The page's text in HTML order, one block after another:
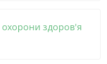
охорони здоров'я